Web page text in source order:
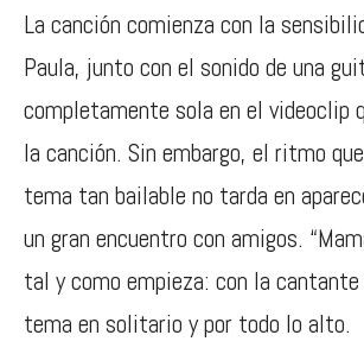
La canción comienza con la
Paula, junto con el sonido de una
completamente sola en el videoclip
la canción. Sin embargo, el ritmo
tema tan bailable no tarda en
un gran encuentro con amigos.
tal y como empieza: con la cantante
tema en solitario y por todo lo alto.